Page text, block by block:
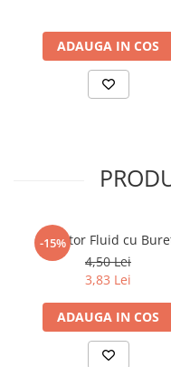
Super pitici 2-5 ani
Culegeri Auxiliare
Dezvoltare personala
Kids Book Club
Literatura Scolara
Elevi de 10 plus
Lecturi Scolare
Lumea Copilariei
Ma pregatesc pentru
Manuale - Carte Scolara
ADAUGA IN COS
-15%
Corector Fluid cu
4,50 Lei
3,83 Lei
ADAUGA IN COS